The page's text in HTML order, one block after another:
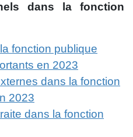
dans la fonction
fonction publique
en 2023
dans la fonction
2023
dans la fonction